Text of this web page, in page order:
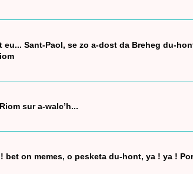
eu... Sant-Paol, se zo a-dost da Breheg du-
sur a-walc’h...
bet on memes, o pesketa du-hont, ya ! ya !